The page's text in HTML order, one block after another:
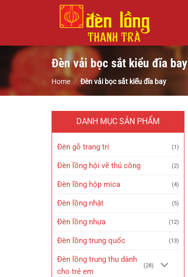
dung
Đèn vải bọc sắt kiểu đĩa bay
Home / Đèn vải bọc sắt kiểu đĩa bay
DANH MỤC SẢN PHẨM
Đèn gỗ trang trí (1)
Đèn lồng hội vẽ thủ công (2)
Đèn lồng hộp mica (4)
Đèn lồng nhật (5)
Đèn lồng nhựa (12)
Đèn lồng trung quốc (13)
Đèn lồng trung thu dành
cho trẻ em
(28)